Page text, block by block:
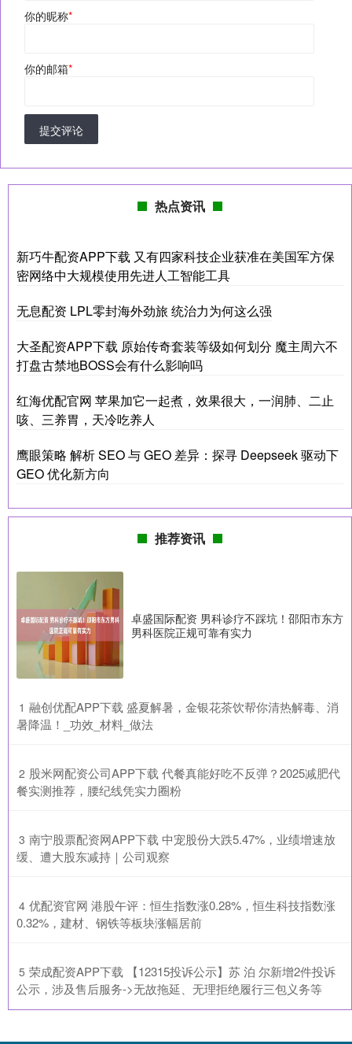
你的昵称*
你的邮箱*
提交评论
热点资讯
新巧牛配资APP下载 又有四家科技企业获准在美国军方保
密网络中大规模使用先进人工智能工具
无息配资 LPL零封海外劲旅 统治力为何这么强
大圣配资APP下载 原始传奇套装等级如何划分 魔主周六不
打盘古禁地BOSS会有什么影响吗
红海优配官网 苹果加它一起煮，效果很大，一润肺、二止
咳、三养胃，天冷吃养人
鹰眼策略 解析 SEO 与 GEO 差异：探寻 Deepseek 驱动下
GEO 优化新方向
推荐资讯
卓盛国际配资 男科诊疗不踩坑！邵阳市东方
男科医院正规可靠有实力
1 ​融创优配APP下载 盛夏解暑，金银花茶饮帮你清热解毒、消
暑降温！_功效_材料_做法
2 ​股米网配资公司APP下载 代餐真能好吃不反弹？2025减肥代
餐实测推荐，腰纪线凭实力圈粉
3 ​南宁股票配资网APP下载 中宠股份大跌5.47%，业绩增速放
缓、遭大股东减持｜公司观察
4 ​优配资官网 港股午评：恒生指数涨0.28%，恒生科技指数涨
0.32%，建材、钢铁等板块涨幅居前
5 ​荣成配资APP下载 【12315投诉公示】苏 泊 尔新增2件投诉
公示，涉及售后服务->无故拖延、无理拒绝履行三包义务等